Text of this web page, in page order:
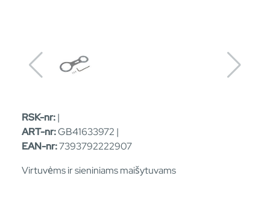
RSK-nr:|
ART-nr:GB41633972 |
EAN-nr:7393792222907
Virtuvėms ir sieniniams maišytuvams